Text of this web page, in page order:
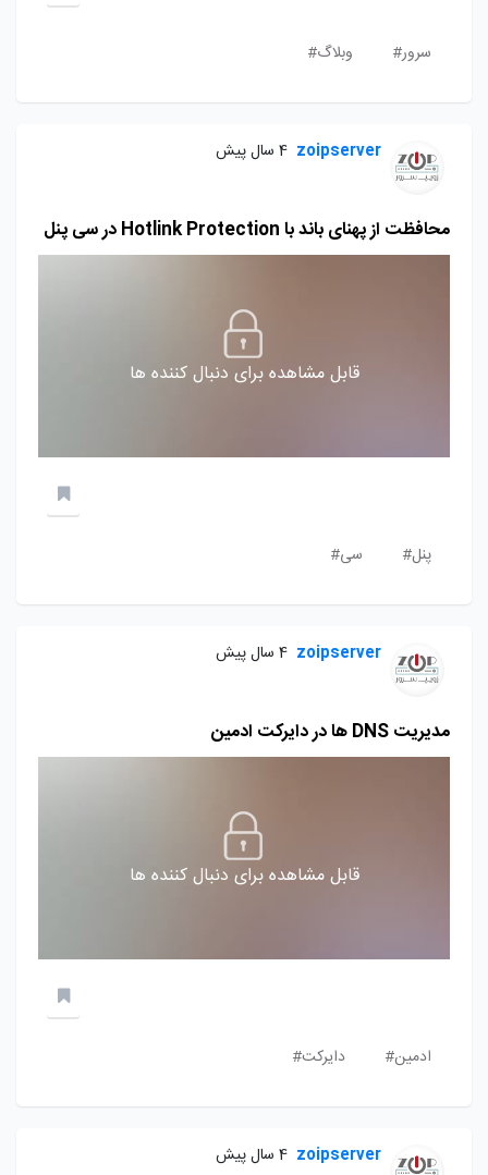
سرور# وبلاگ#
zoipserver 4 سال پیش
محافظت از پهنای باند با Hotlink Protection در سی پنل
قابل مشاهده برای دنبال کننده ها
پنل# سی#
zoipserver 4 سال پیش
مدیریت DNS ها در دایرکت ادمین
قابل مشاهده برای دنبال کننده ها
ادمین# دایرکت#
zoipserver 4 سال پیش